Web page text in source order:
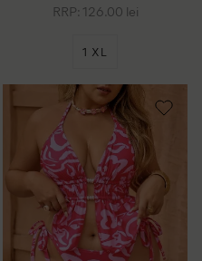
RRP: 126.00 lei
1 XL